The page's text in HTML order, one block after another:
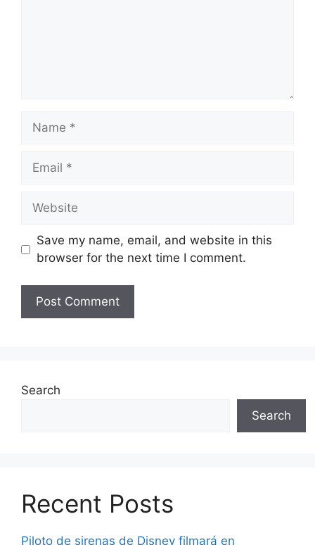
Name
Email
Website
Save my name, email, and website in this
browser for the next time I comment.
Search
Search
Recent Posts
Piloto de sirenas de Disney filmará en